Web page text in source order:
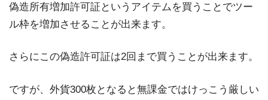
偽造所有増加許可証というアイテムを買うことでツー
ル枠を増加させることが出来ます。
さらにこの偽造許可証は2回まで買うことが出来ます。
ですが、外貨300枚となると無課金ではけっこう厳しい